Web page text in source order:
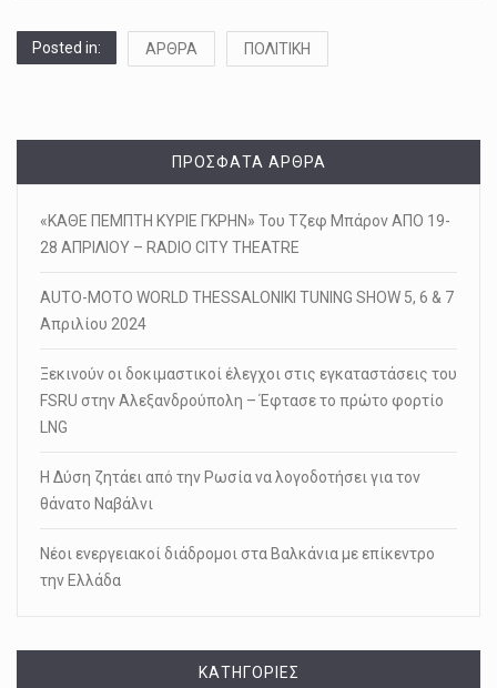
Posted in: ΑΡΘΡΑ ΠΟΛΙΤΙΚΗ
ΠΡΌΣΦΑΤΑ ΆΡΘΡΑ
«ΚΑΘΕ ΠΕΜΠΤΗ ΚΥΡΙΕ ΓΚΡΗΝ» Του Τζεφ Μπάρον ΑΠΟ 19-
28 ΑΠΡΙΛΙΟΥ – RADIO CITY THEATRE
AUTO-MOTO WORLD THESSALONIKI TUNING SHOW 5, 6 & 7
Απριλίου 2024
Ξεκινούν οι δοκιμαστικοί έλεγχοι στις εγκαταστάσεις του
FSRU στην Αλεξανδρούπολη – Έφτασε το πρώτο φορτίο
LNG
Η Δύση ζητάει από την Ρωσία να λογοδοτήσει για τον
θάνατο Ναβάλνι
Νέοι ενεργειακοί διάδρομοι στα Βαλκάνια με επίκεντρο
την Ελλάδα
KΑΤΗΓΟΡΊΕΣ